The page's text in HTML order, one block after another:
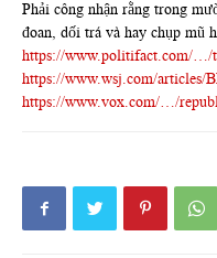
Phải công nhận rằng trong
đoan, dối trá và hay chụp mũ
https://www.politifact.com/…/
https://www.wsj.com/articles/
https://www.vox.com/…/